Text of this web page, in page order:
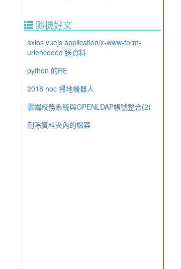
隨機好文
axios vuejs application/x-www-form-
urlencoded 送資料
python 的RE
2018 hoc 掃地機器人
雲端校務系統與OPENLDAP帳號整合(2)
刪除資料夾內的檔案